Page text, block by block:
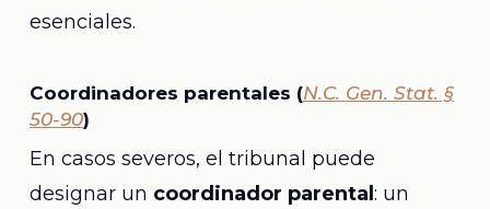
esenciales.
Coordinadores parentales (N.C. Gen. Stat. §
50-90)
En casos severos, el tribunal puede
designar un coordinador parental : un